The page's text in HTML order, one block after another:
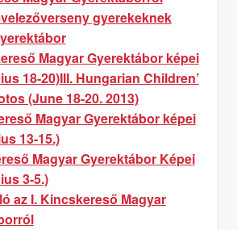
2014,
gyerekeknek
Magyar Gyerektábor képei
18-20)III. Hungarian Children’
(June 18-20. 2013)
Magyar Gyerektábor képei
13-15.)
Magyar Gyerektábor Képei
3-5.)
az I. Kincskereső Magyar